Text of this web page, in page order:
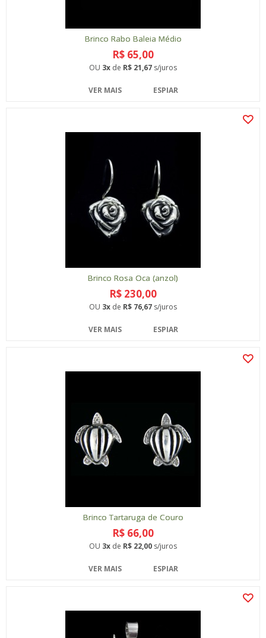
Brinco Rabo Baleia Médio
R$ 65,00
OU 3x de R$ 21,67 s/juros
VER MAIS ESPIAR
Brinco Rosa Oca (anzol)
R$ 230,00
OU 3x de R$ 76,67 s/juros
VER MAIS ESPIAR
Brinco Tartaruga de Couro
R$ 66,00
OU 3x de R$ 22,00 s/juros
VER MAIS ESPIAR